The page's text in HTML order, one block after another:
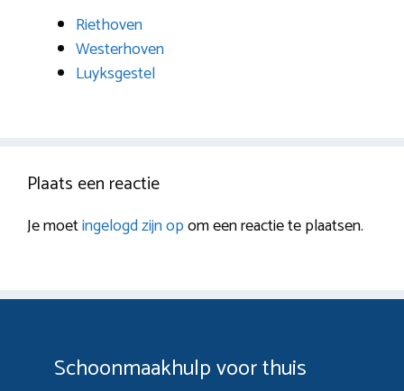
Riethoven
Westerhoven
Luyksgestel
Plaats een reactie
Je moetingelogd zijn opom een reactie te plaatsen.
Schoonmaakhulp voor thuis